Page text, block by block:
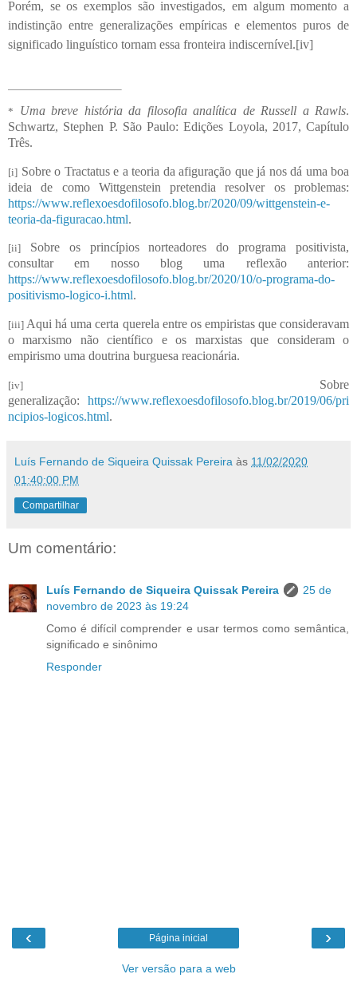
Porém, se os exemplos são investigados, em algum momento a
indistinção entre generalizações empíricas e elementos puros de
significado linguístico tornam essa fronteira indiscernível.[iv]
* Uma breve história da filosofia analítica de Russell a Rawls.
Schwartz, Stephen P. São Paulo: Edições Loyola, 2017, Capítulo
Três.
[i] Sobre o Tractatus e a teoria da afiguração que já nos dá uma boa
ideia de como Wittgenstein pretendia resolver os problemas:
https://www.reflexoesdofilosofo.blog.br/2020/09/wittgenstein-e-
teoria-da-figuracao.html.
[ii] Sobre os princípios norteadores do programa positivista,
consultar em nosso blog uma reflexão anterior:
https://www.reflexoesdofilosofo.blog.br/2020/10/o-programa-do-
positivismo-logico-i.html.
[iii] Aqui há uma certa querela entre os empiristas que consideravam
o marxismo não científico e os marxistas que consideram o
empirismo uma doutrina burguesa reacionária.
[iv] Sobre
generalização: https://www.reflexoesdofilosofo.blog.br/2019/06/pri
ncipios-logicos.html.
Luís Fernando de Siqueira Quissak Pereira às 11/02/2020
01:40:00 PM
Compartilhar
Um comentário:
Luís Fernando de Siqueira Quissak Pereira
25 de
novembro de 2023 às 19:24
Como é difícil comprender e usar termos como semântica,
significado e sinônimo
Responder
‹ ›
Página inicial
Ver versão para a web